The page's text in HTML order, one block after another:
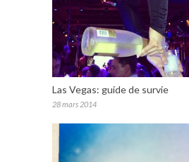
Las Vegas: guide de survie
28 mars 2014